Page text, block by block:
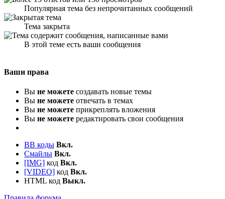
Популярная тема без непрочитанных сообщений
Тема закрыта
В этой теме есть ваши сообщения
Ваши права
Вы не можете создавать новые темы
Вы не можете отвечать в темах
Вы не можете прикреплять вложения
Вы не можете редактировать свои сообщения
BB коды Вкл.
Смайлы Вкл.
[IMG] код Вкл.
[VIDEO] код Вкл.
HTML код Выкл.